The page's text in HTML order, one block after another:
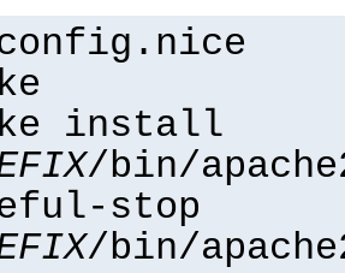
install
/bin/
stop
/bin/